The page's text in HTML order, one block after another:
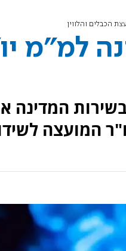
הכבלים והלווין
למ"מ
בשירות המדינה
המועצה